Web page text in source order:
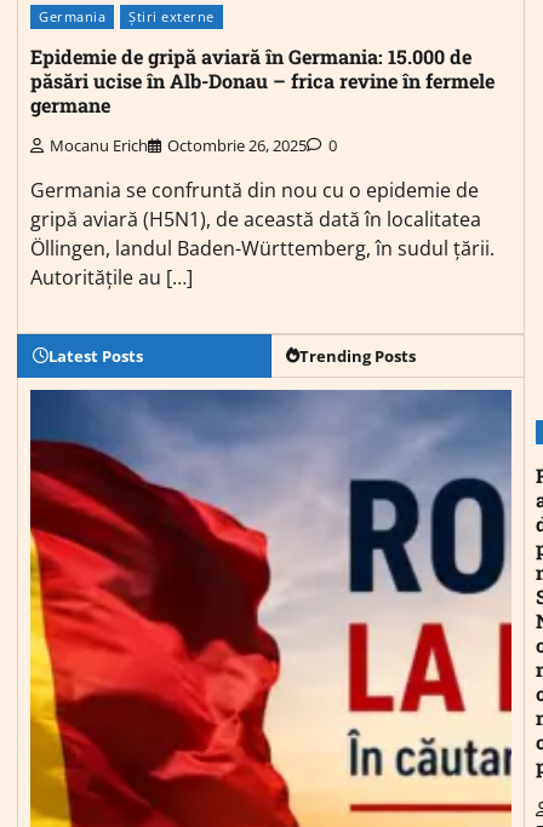
Germania Știri externe
Epidemie de gripă aviară în Germania: 15.000 de
păsări ucise în Alb-Donau – frica revine în fermele
germane
Mocanu Erich Octombrie 26, 2025 0
Germania se confruntă din nou cu o epidemie de
gripă aviară (H5N1), de această dată în localitatea
Öllingen, landul Baden-Württemberg, în sudul țării.
Autoritățile au […]
Latest Posts Trending Posts